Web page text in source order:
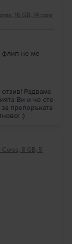
16 GB, 14 core
флип не ме
Радваме
Ви и че сте
препоръката
:)
8 GB, 5